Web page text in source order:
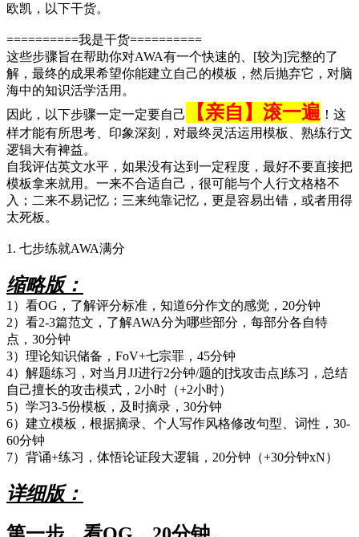
欧凯，以下干货。
==========我是干货==========
这些步骤旨在帮助你对AWA有一个快速的、[较为]完整的了
解，最终的成果希望你能建立自己的模板，然后抛弃它，对脑
海中的知识活学活用。
因此，以下步骤一定一定要自己
【亲自】滚一遍 ！这
样才能有所思考、印象深刻，对最终灵活运用模板、熟练行文
逻辑大有裨益。
自我评估英文水平，如果没有达到一定程度，最好不要直接把
模板拿来就用。一来不合适自己，很可能与个人行文格格不
入；二来不易记忆；三来纯靠记忆，更是容易出错，或者用得
太死板。
1. 七步练就AWA满分
缩略版：
1）看OG，了解评分标准，知道6分作文的感觉，20分钟
2）看2-3篇范文，了解AWA分为哪些部分，每部分各自特
点，30分钟
3）理论知识储备，FoV+七宗罪，45分钟
4）解题练习，对当月JJ进行2分钟/题的[找攻击点]练习，总结
自己擅长的攻击模式，2小时（+2小时）
5）学习3-5份模板，及时摘录，30分钟
6）建立模板，根据摘录、个人写作风格修改句型、词性，30-
60分钟
7）背诵+练习，体悟论证段大逻辑，20分钟（+30分钟xN）
详细版：